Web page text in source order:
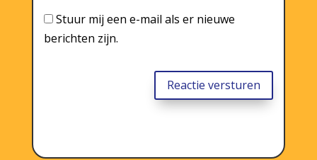
Stuur mij een e-mail als er nieuwe
berichten zijn.
Reactie versturen